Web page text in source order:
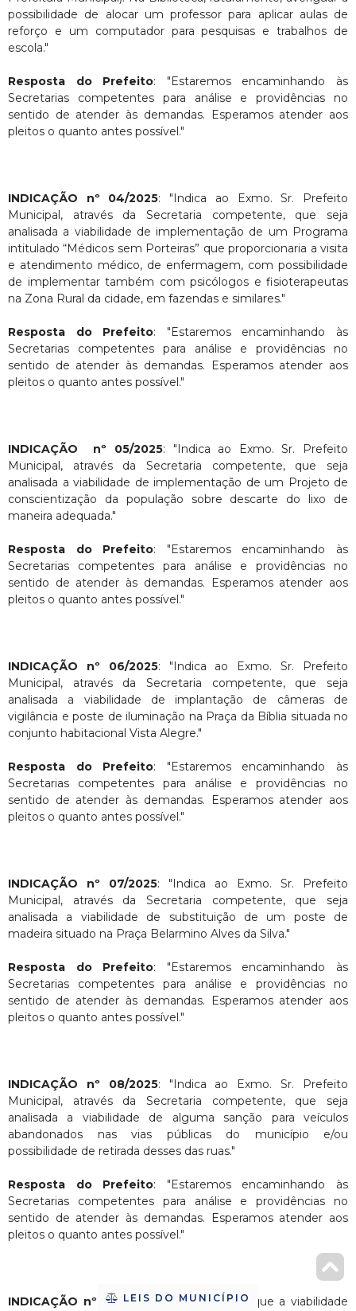
LEIS DO MUNICÍPIO
possibilidade de alocar um professor para aplicar aulas de
reforço e um computador para pesquisas e trabalhos de
escola."
Resposta do Prefeito: "Estaremos encaminhando às
Secretarias competentes para análise e providências no
sentido de atender às demandas. Esperamos atender aos
pleitos o quanto antes possível."
INDICAÇÃO nº 04/2025: "Indica ao Exmo. Sr. Prefeito
Municipal, através da Secretaria competente, que seja
analisada a viabilidade de implementação de um Programa
intitulado “Médicos sem Porteiras” que proporcionaria a visita
e atendimento médico, de enfermagem, com possibilidade
de implementar também com psicólogos e fisioterapeutas
na Zona Rural da cidade, em fazendas e similares."
Resposta do Prefeito: "Estaremos encaminhando às
Secretarias competentes para análise e providências no
sentido de atender às demandas. Esperamos atender aos
pleitos o quanto antes possível."
INDICAÇÃO nº 05/2025: "Indica ao Exmo. Sr. Prefeito
Municipal, através da Secretaria competente, que seja
analisada a viabilidade de implementação de um Projeto de
conscientização da população sobre descarte do lixo de
maneira adequada."
Resposta do Prefeito: "Estaremos encaminhando às
Secretarias competentes para análise e providências no
sentido de atender às demandas. Esperamos atender aos
pleitos o quanto antes possível."
INDICAÇÃO nº 06/2025: "Indica ao Exmo. Sr. Prefeito
Municipal, através da Secretaria competente, que seja
analisada a viabilidade de implantação de câmeras de
vigilância e poste de iluminação na Praça da Bíblia situada no
conjunto habitacional Vista Alegre."
Resposta do Prefeito: "Estaremos encaminhando às
Secretarias competentes para análise e providências no
sentido de atender às demandas. Esperamos atender aos
pleitos o quanto antes possível."
INDICAÇÃO nº 07/2025: "Indica ao Exmo. Sr. Prefeito
Municipal, através da Secretaria competente, que seja
analisada a viabilidade de substituição de um poste de
madeira situado na Praça Belarmino Alves da Silva."
Resposta do Prefeito: "Estaremos encaminhando às
Secretarias competentes para análise e providências no
sentido de atender às demandas. Esperamos atender aos
pleitos o quanto antes possível."
INDICAÇÃO nº 08/2025: "Indica ao Exmo. Sr. Prefeito
Municipal, através da Secretaria competente, que seja
analisada a viabilidade de alguma sanção para veículos
abandonados nas vias públicas do município e/ou
possibilidade de retirada desses das ruas."
Resposta do Prefeito: "Estaremos encaminhando às
Secretarias competentes para análise e providências no
sentido de atender às demandas. Esperamos atender aos
pleitos o quanto antes possível."
INDICAÇÃO nº 10/2025: "Indica que verifique a viabilidade